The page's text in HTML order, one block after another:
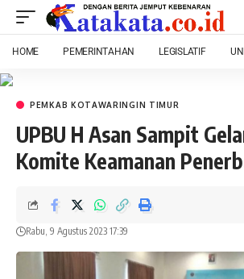
HOME PEMERINTAHAN LEGISLATIF
PEMKAB KOTAWARINGIN TIMUR
UPBU H Asan Sampit
Komite Keamanan
Rabu, 9 Agustus 2023 17:39